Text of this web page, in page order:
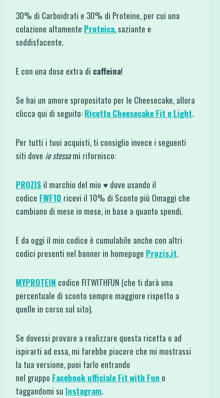
30% di Carboidrati e 30% di Proteine, per cui una
colazione altamente Proteica, saziante e
soddisfacente.
E con una dose extra di caffeina!
Se hai un amore spropositato per le Cheesecake, allora
clicca qui di seguito: Ricette Cheesecake Fit e Light.
Per tutti i tuoi acquisti, ti consiglio invece i seguenti
siti dove io stessami rifornisco:
PROZIS il marchio del mio ♥ dove usando il
codice FWF10 ricevi il 10% di Sconto più Omaggi che
cambiano di mese in mese, in base a quanto spendi.
E da oggi il mio codice è cumulabile anche con altri
codici presenti nel banner in homepage Prozis.it.
MYPROTEIN codice FITWITHFUN (che ti darà una
percentuale di sconto sempre maggiore rispetto a
quelle in corso sul sito).
Se dovessi provare a realizzare questa ricetta o ad
ispirarti ad essa, mi farebbe piacere che mi mostrassi
la tua versione, puoi farlo entrando
nel gruppo Facebook ufficiale Fit with Fun o
taggandomi su Instagram.